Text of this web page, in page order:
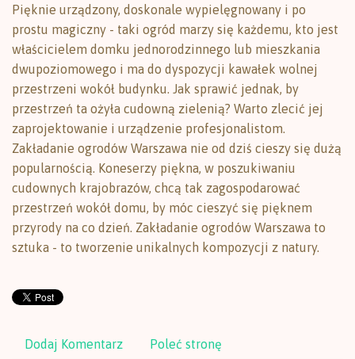
Pięknie urządzony, doskonale wypielęgnowany i po
prostu magiczny - taki ogród marzy się każdemu, kto jest
właścicielem domku jednorodzinnego lub mieszkania
dwupoziomowego i ma do dyspozycji kawałek wolnej
przestrzeni wokół budynku. Jak sprawić jednak, by
przestrzeń ta ożyła cudowną zielenią? Warto zlecić jej
zaprojektowanie i urządzenie profesjonalistom.
Zakładanie ogrodów Warszawa nie od dziś cieszy się dużą
popularnością. Koneserzy piękna, w poszukiwaniu
cudownych krajobrazów, chcą tak zagospodarować
przestrzeń wokół domu, by móc cieszyć się pięknem
przyrody na co dzień. Zakładanie ogrodów Warszawa to
sztuka - to tworzenie unikalnych kompozycji z natury.
Dodaj Komentarz Poleć stronę